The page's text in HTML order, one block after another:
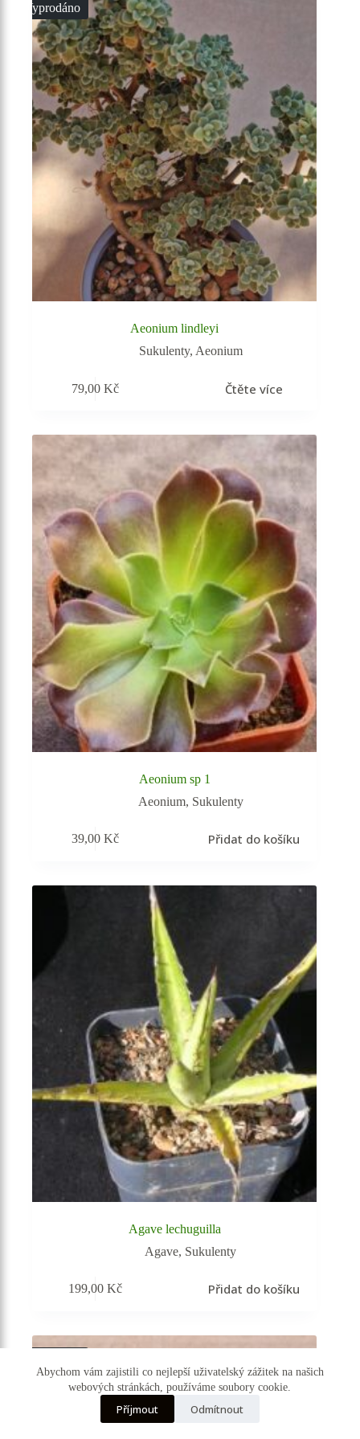
Abychom vám zajistili co nejlepší uživatelský zážitek na našich
webových stránkách, používáme soubory cookie.
Příjmout Odmítnout
Vyprodáno
Aeonium lindleyi
Sukulenty, Aeonium
79,00Kč Čtěte více
Aeonium sp 1
Aeonium, Sukulenty
39,00Kč Přidat do košíku
Agave lechuguilla
Agave, Sukulenty
199,00Kč Přidat do košíku